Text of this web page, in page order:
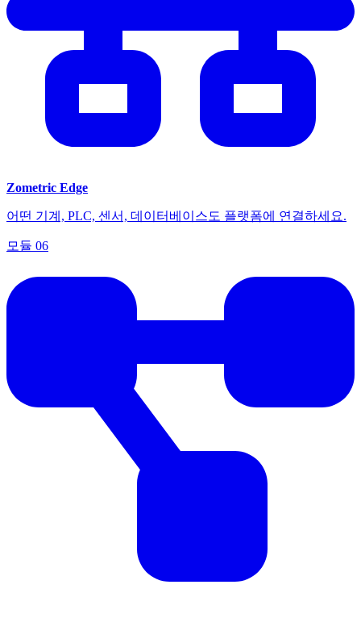
Zometric Edge
어떤 기계, PLC, 센서, 데이터베이스도 플랫폼에 연결하세요.
모듈 06